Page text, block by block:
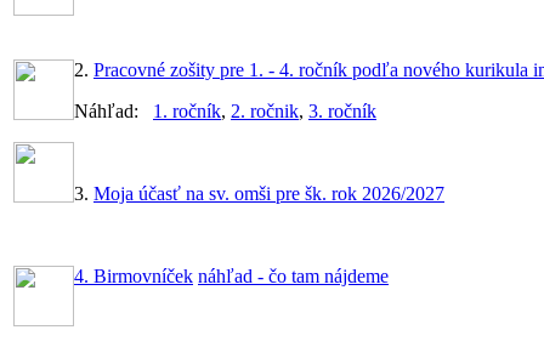
2. Pracovné zošity pre 1. - 4. ročník podľa nového kurikula
Náhľad: 1. ročník, 2. ročnik, 3. ročník
3. Moja účasť na sv. omši pre šk. rok 2026/2027
4. Birmovníček náhľad - čo tam nájdeme